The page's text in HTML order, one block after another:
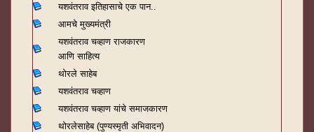
यशवंतराव इतिहासाचे एक पान..
आमचे मुख्यमंत्री
यशवंतराव चव्हाण राजकारण
आणि साहित्य
थोरले साहेब
यशवंतराव चव्हाण
यशवंतराव चव्हाण यांचे समाजकारण
थोरलेसाहेब (पुण्यस्मृती अभिवादन)